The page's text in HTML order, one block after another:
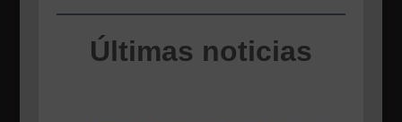
Últimas noticias